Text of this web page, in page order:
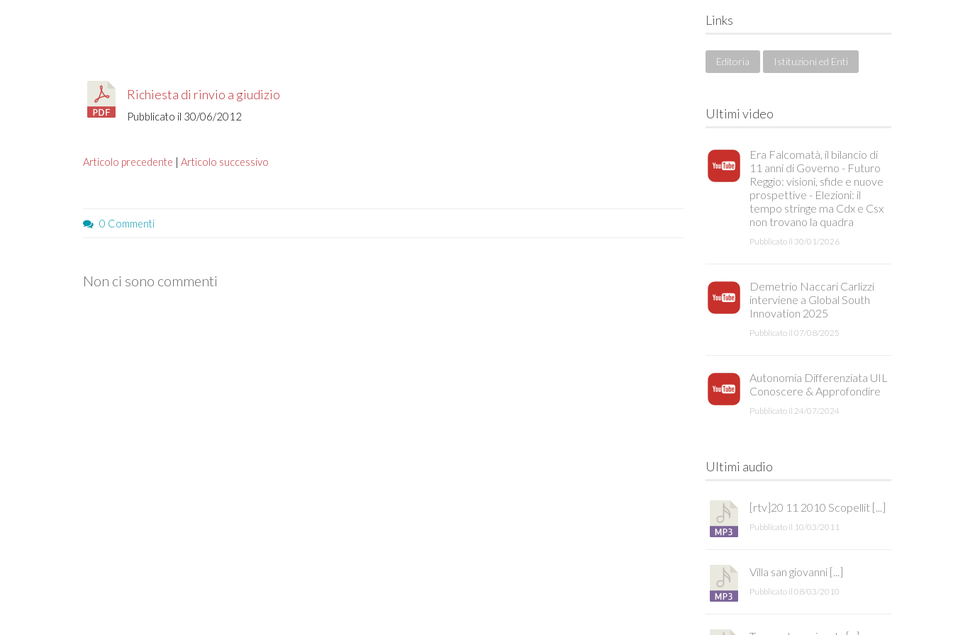
Richiesta di rinvio a giudizio
Pubblicato il 30/06/2012
Articolo precedente | Articolo successivo
0 Commenti
Non ci sono commenti
Links
Editoria Istituzioni ed Enti
Ultimi video
Era Falcomatà, il bilancio di
11 anni di Governo - Futuro
Reggio: visioni, sfide e nuove
prospettive - Elezioni: il
tempo stringe ma Cdx e Csx
non trovano la quadra
Pubblicato il 30/01/2026
Demetrio Naccari Carlizzi
interviene a Global South
Innovation 2025
Pubblicato il 07/08/2025
Autonomia Differenziata UIL
Conoscere & Approfondire
Pubblicato il 24/07/2024
Ultimi audio
[rtv]20 11 2010 Scopellit [...]
Pubblicato il 10/03/2011
Villa san giovanni [...]
Pubblicato il 08/03/2010